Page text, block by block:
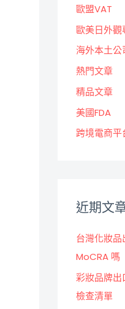
歐盟VAT
歐美日外觀
海外本土公
熱門文章
精品文章
美國FDA
跨境電商平
近期文
台灣化妝
MoCRA 嗎
彩妝品牌
檢查清單